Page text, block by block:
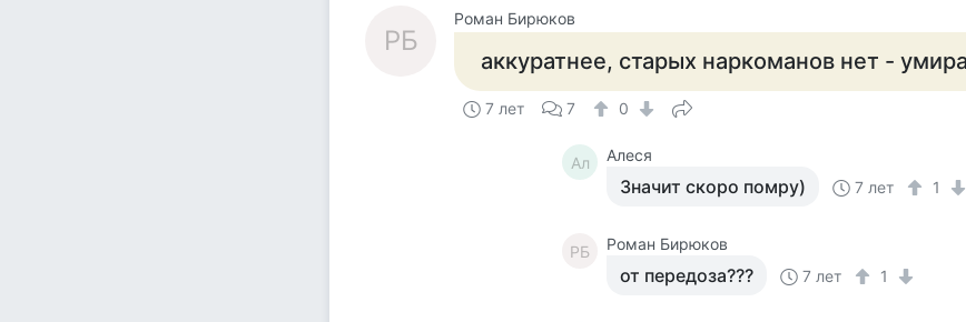
РБ
Роман Бирюков
аккуратнее, старых наркоманов нет -
7 лет 7 0
Ал Алеся
Значит скоро помру) 7 лет 1
РБ Роман Бирюков
от передоза??? 7 лет 1